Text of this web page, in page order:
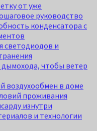
от уже
руководство
конденсатора с
светодиодов и
чтобы ветер
воздухообмен в доме
проживания
изнутри
и технологии